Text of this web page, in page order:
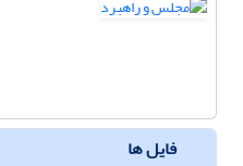
فایل ها